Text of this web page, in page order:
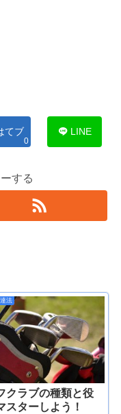
てブ
0
LINE
する
法
クラブの種類と役
スターしよう！